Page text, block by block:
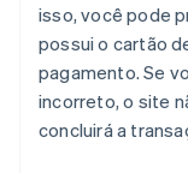
isso, você pode
possui o cartão
pagamento. Se
incorreto, o site
concluirá a